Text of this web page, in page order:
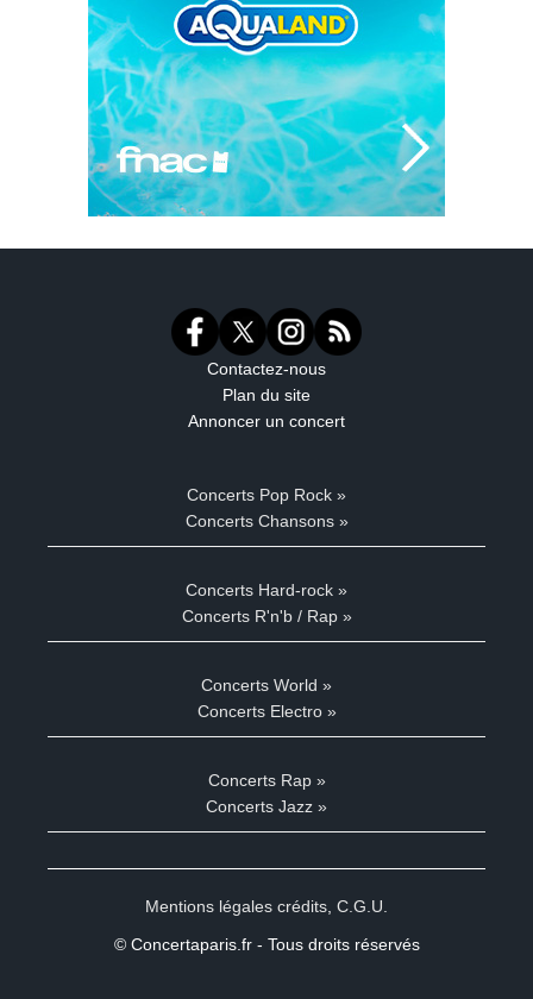
Contactez-nous
Plan du site
Annoncer un concert
Concerts Pop Rock »
Concerts Chansons »
Concerts Hard-rock »
Concerts R'n'b / Rap »
Concerts World »
Concerts Electro »
Concerts Rap »
Concerts Jazz »
Mentions légales crédits C.G.U.
© Concertaparis.fr - Tous droits réservés